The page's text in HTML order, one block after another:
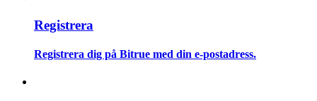
Guide
Futures startguide
Registrera
Registrera dig på Bitrue med din e-postadress.